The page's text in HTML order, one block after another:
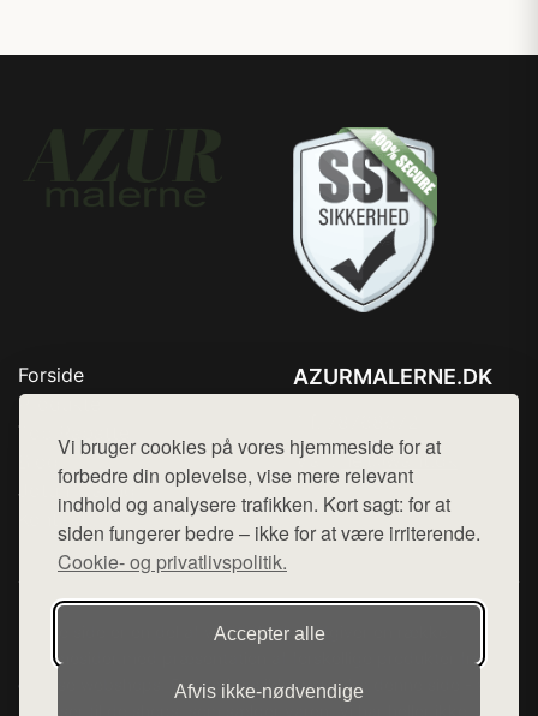
Vi bruger cookies på vores hjemmeside for at
forbedre din oplevelse, vise mere relevant
indhold og analysere trafikken. Kort sagt: for at
siden fungerer bedre – ikke for at være irriterende.
Cookie- og privatlivspolitik.
Accepter alle
Afvis ikke‑nødvendige
Forside
Produkter
Top Rabatter
Jotun maling
Kontakt
AZURMALERNE.DK
Mail:hej@want.dk
Cookie- og privatlivspolitik
Denne side er en del af want.dk, der udgiver en række
hjemmesider med præsentation af forskellige produkter fra
diverse webshops. Der sælges ikke varer fra denne side - vi